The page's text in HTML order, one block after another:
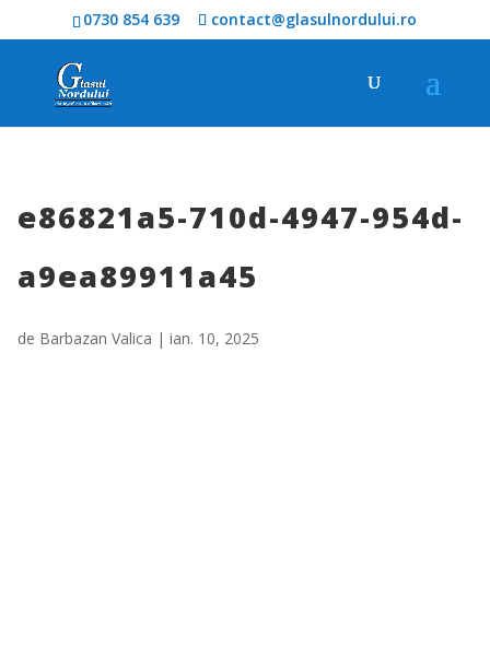
0730 854 639 contact@glasulnordului.ro
e86821a5-710d-4947-954d-
a9ea89911a45
de Barbazan Valica | ian. 10, 2025